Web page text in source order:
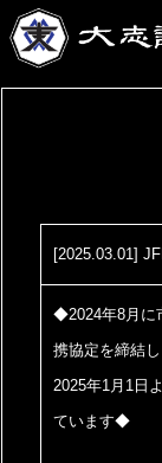
[2025.03.01]
◆2024年8月に
携協定を締結し
2025年1月1日
ています◆